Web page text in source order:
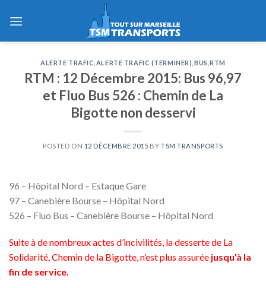
ALERTE TRAFIC ALERTE TRAFIC (TERMINER) BUS ,RTM
RTM : 12 Décembre 2015: Bus 96,97
et Fluo Bus 526 : Chemin de La
Bigotte non desservi
POSTED ON 12 DÉCEMBRE 2015 BY TSM TRANSPORTS
96 – Hôpital Nord – Estaque Gare
97 – Canebière Bourse – Hôpital Nord
526 – Fluo Bus – Canebière Bourse – Hôpital Nord
Suite à de nombreux actes d’incivilités, la desserte de La
Solidarité, Chemin de la Bigotte, n’est plus assurée jusqu’à la
fin de service.